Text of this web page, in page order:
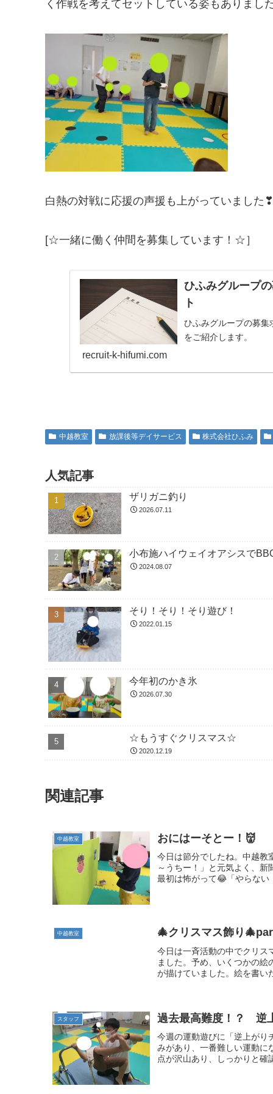
く作戦を考えてセットしている姿もありまし
白熱の対戦に応援の声援も上がっていました❣
[☆一緒に働く仲間を募集しています！☆］
ひふみグループ
ト
ひふみグループの募集
をご紹介します。
recruit-k-hifumi.com
中越教室 放課後等デイサービス 株式会社ひふみ
人気記事
ザリガニ釣り
2026.07.11
小布施ハイウェイオアシスで
2024.08.07
そり！そり！そり遊び！
2022.01.15
今年初のかき氷
2026.07.30
☆もうすぐクリスマス☆
2020.12.19
関連記事
中越教室 おにはーそとー！👹
今日は節分でしたね。中越教
～うちー！」と元気よく、
最初は怖がって😂「やらな
中越教室 🎄クリスマス飾り
今日は一斉活動の中でクリス
ました。予め、いくつかの
が描けていました。絵を書い
スタッフ 過去最高難度！？ 逆
今週の運動遊びに「逆上がり
みがあり、一番難しい運動に
点が沢山あり、しっかりと